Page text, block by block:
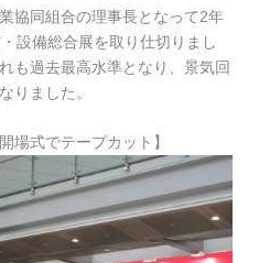
協同組合の理事長となって2年
設備総合展を取り仕切りまし
も過去最高水準となり、景気回
りました。
場式でテープカット】